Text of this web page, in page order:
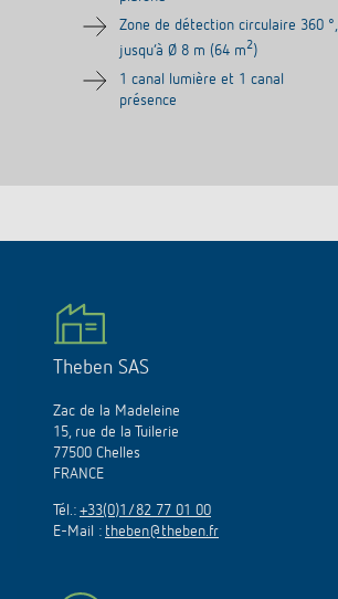
Zone de détection circulaire 360 °,
jusqu‘à Ø 8 m (64 m2)
1 canal lumière et 1 canal
présence
Theben SAS
Zac de la Madeleine
15, rue de la Tuilerie
77500 Chelles
FRANCE
Tél.: +33(0)1/82 77 01 00
E-Mail : theben@theben.fr